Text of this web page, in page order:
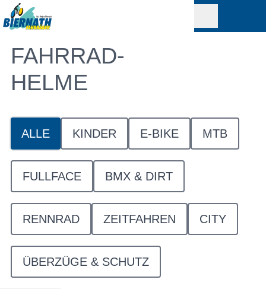
FAHRRAD-
HELME
ALLE KINDER E-BIKE MTB
FULLFACE BMX & DIRT
RENNRAD ZEITFAHREN CITY
ÜBERZÜGE & SCHUTZ